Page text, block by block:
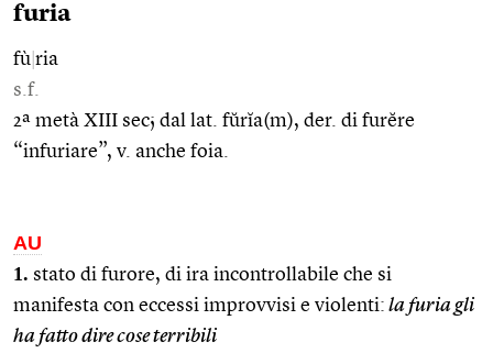
furia
fù ria
s.f.
2ª metà XIII sec; dal lat. fŭrĭa(m), der. di furĕre
“infuriare”, v. anche foia.
AU
1. stato di furore, di ira incontrollabile che si
manifesta con eccessi improvvisi e violenti: la furia gli
ha fatto dire cose terribili